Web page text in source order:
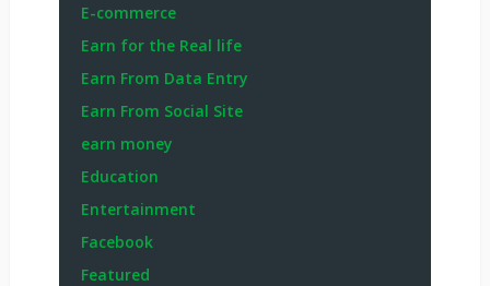
E-commerce
Earn for the Real life
Earn From Data Entry
Earn From Social Site
earn money
Education
Entertainment
Facebook
Featured